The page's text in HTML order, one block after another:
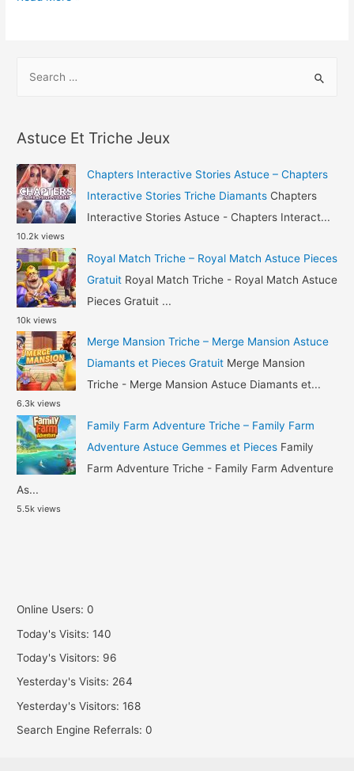
AFK
Diamants
Or
Gratuit
h
f
o
r
:
Astuce Et Triche Jeux
Chapters Interactive Stories Astuce – Chapters
Interactive Stories Triche Diamants Chapters
Interactive Stories Astuce - Chapters Interact...
10.2k views
Royal Match Triche – Royal Match Astuce Pieces
Gratuit Royal Match Triche - Royal Match Astuce
Pieces Gratuit ...
10k views
Merge Mansion Triche – Merge Mansion Astuce
Diamants et Pieces Gratuit Merge Mansion
Triche - Merge Mansion Astuce Diamants et...
6.3k views
Family Farm Adventure Triche – Family Farm
Adventure Astuce Gemmes et Pieces Family
Farm Adventure Triche - Family Farm Adventure
As...
5.5k views
Online Users:0
Today's Visits:140
Today's Visitors: 96
Yesterday's Visits: 264
Yesterday's Visitors:168
Search Engine Referrals:0